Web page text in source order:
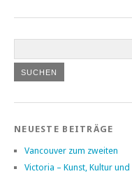
NEUESTE BEITRÄGE
Vancouver zum zweiten
Victoria – Kunst, Kultur